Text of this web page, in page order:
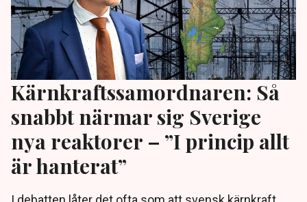
Kärnkraftssamordnaren: Så
snabbt närmar sig Sverige
nya reaktorer – ”I princip allt
är hanterat”